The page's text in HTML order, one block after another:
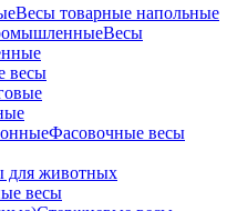
Весы товарные напольные
Весы
весы
Фасовочные весы
для животных
весы